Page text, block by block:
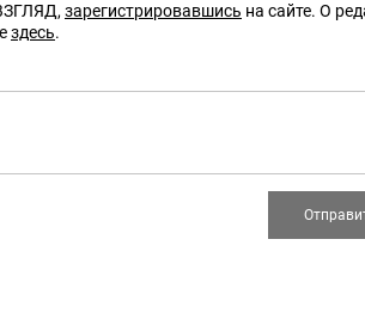
зарегистрировавшись на сайте. О
здесь.